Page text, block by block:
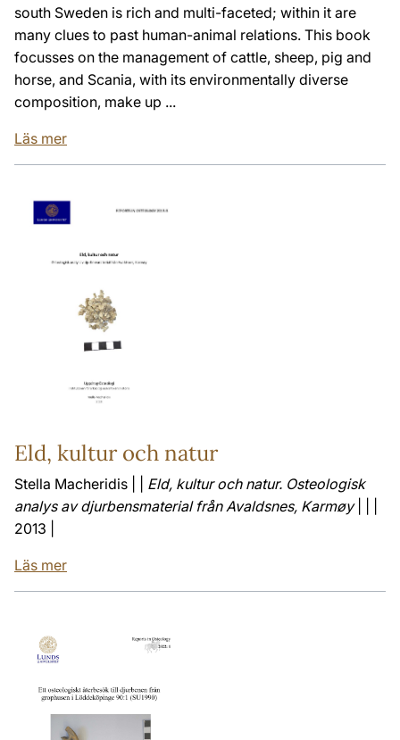
south Sweden is rich and multi-faceted; within it are
many clues to past human-animal relations. This book
focusses on the management of cattle, sheep, pig and
horse, and Scania, with its environmentally diverse
composition, make up ...
Läs mer
Eld, kultur och natur
Stella Macheridis | | Eld, kultur och natur. Osteologisk
analys av djurbensmaterial från Avaldsnes, Karmøy| | |
2013 |
Läs mer